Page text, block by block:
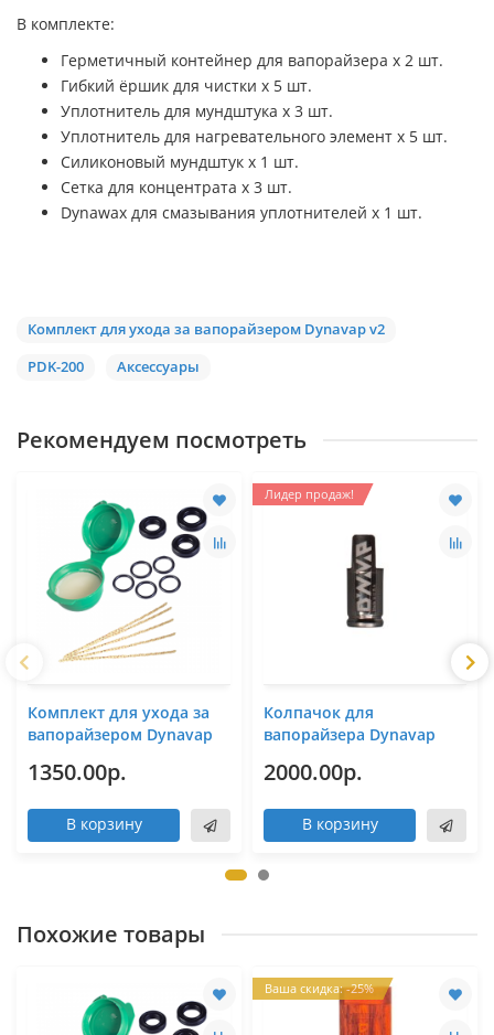
В комплекте:
Герметичный контейнер для вапорайзера x 2 шт.
Гибкий ёршик для чистки x 5 шт.
Уплотнитель для мундштука x 3 шт.
Уплотнитель для нагревательного элемент x 5 шт.
Силиконовый мундштук x 1 шт.
Сетка для концентрата x 3 шт.
Dynawax для смазывания уплотнителей x 1 шт.
Комплект для ухода за вапорайзером Dynavap v2
PDK-200
Аксессуары
Рекомендуем посмотреть
Комплект для ухода за
вапорайзером Dynavap
1350.00р.
В корзину
Лидер продаж!
Колпачок для
вапорайзера Dynavap
2000.00р.
В корзину
Похожие товары
Ваша скидка: -25%